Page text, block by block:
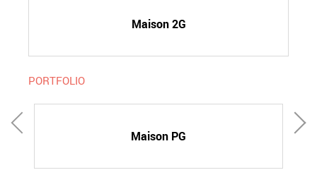
Maison 2G
PORTFOLIO
Maison PG